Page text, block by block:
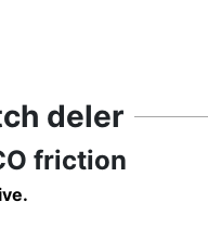
deler
friction